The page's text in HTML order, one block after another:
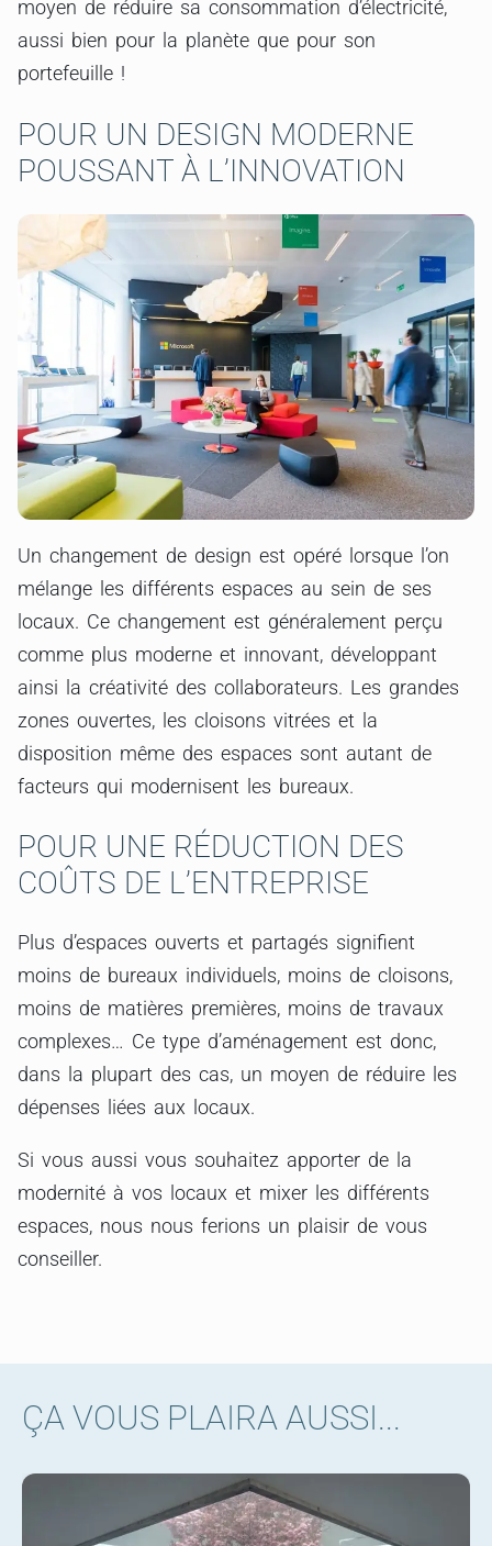
moyen de réduire sa consommation d’électricité,
aussi bien pour la planète que pour son
portefeuille !
POUR UN DESIGN MODERNE
POUSSANT À L’INNOVATION
Un changement de design est opéré lorsque l’on
mélange les différents espaces au sein de ses
locaux. Ce changement est généralement perçu
comme plus moderne et innovant, développant
ainsi la créativité des collaborateurs. Les grandes
zones ouvertes, les cloisons vitrées et la
disposition même des espaces sont autant de
facteurs qui modernisent les bureaux.
POUR UNE RÉDUCTION DES
COÛTS DE L’ENTREPRISE
Plus d’espaces ouverts et partagés signifient
moins de bureaux individuels, moins de cloisons,
moins de matières premières, moins de travaux
complexes… Ce type d’aménagement est donc,
dans la plupart des cas, un moyen de réduire les
dépenses liées aux locaux.
Si vous aussi vous souhaitez apporter de la
modernité à vos locaux et mixer les différents
espaces, nous nous ferions un plaisir de vous
conseiller.
ÇA VOUS PLAIRA AUSSI...